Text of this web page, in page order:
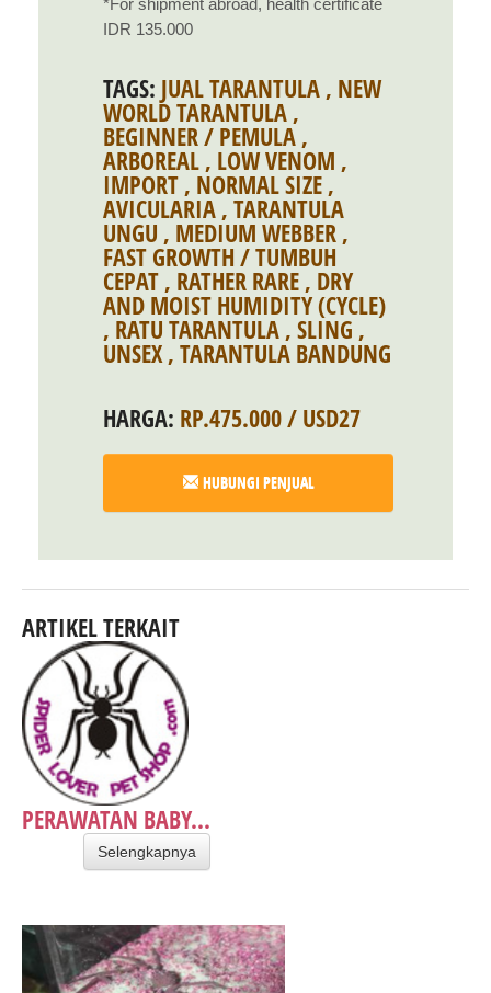
*For shipment abroad, health certificate
IDR 135.000
TAGS: JUAL TARANTULA , NEW
WORLD TARANTULA ,
BEGINNER / PEMULA ,
ARBOREAL , LOW VENOM ,
IMPORT , NORMAL SIZE ,
AVICULARIA , TARANTULA
UNGU , MEDIUM WEBBER ,
FAST GROWTH / TUMBUH
CEPAT , RATHER RARE , DRY
AND MOIST HUMIDITY (CYCLE)
, RATU TARANTULA , SLING ,
UNSEX , TARANTULA BANDUNG
HARGA: RP.475.000 / USD27
HUBUNGI PENJUAL
ARTIKEL TERKAIT
PERAWATAN BABY...
Selengkapnya